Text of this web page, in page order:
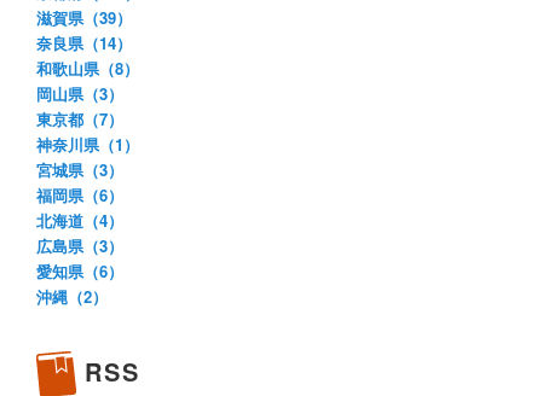
滋賀県（39）
奈良県（14）
和歌山県（8）
岡山県（3）
東京都（7）
神奈川県（1）
宮城県（3）
福岡県（6）
北海道（4）
広島県（3）
愛知県（6）
沖縄（2）
RSS